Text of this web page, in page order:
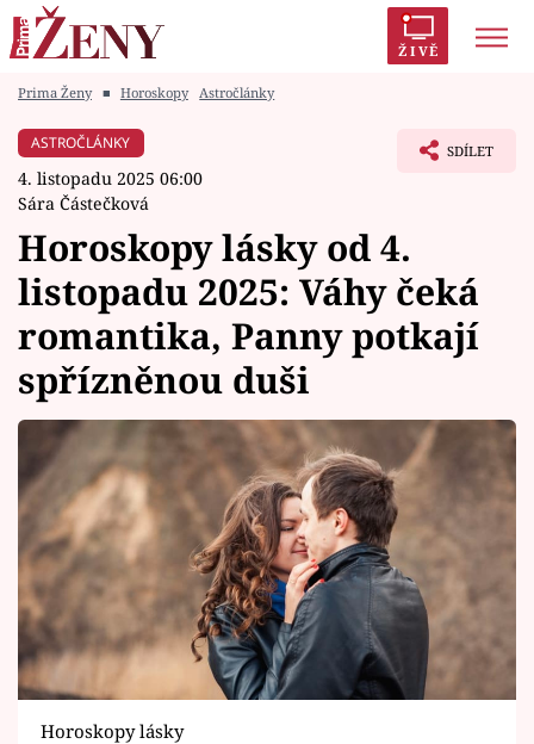
ŽIVĚ
Módní alarm
Témata
Celebrity
Vztahy
Seriály
Horoskopy
Sledujte prima+
Filmový festival Karlovy Vary
Prima Ženy ■ Horoskopy Astročlánky
ASTROČLÁNKY
4. listopadu 2025 06:00
Sára Částečková
SDÍLET
Horoskopy lásky od 4.
listopadu 2025: Váhy čeká
romantika, Panny potkají
spřízněnou duši
Horoskopy lásky